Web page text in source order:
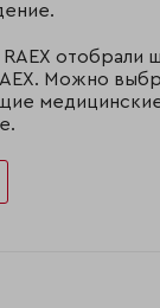
RAEX
Можно